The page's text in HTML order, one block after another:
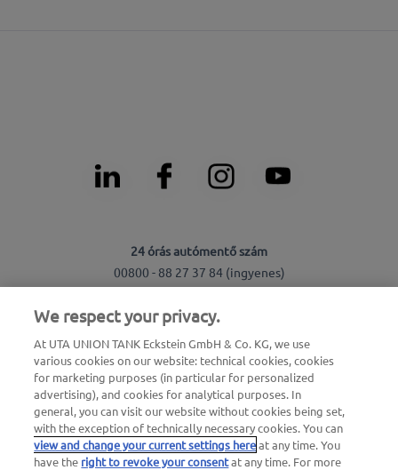
24 órás autómentő szám
00800 - 88 27 37 84 (ingyenes)
24 órás, kártyaletiltás esetén hívható szám
00800 88 226 226 (ingyenes)
vagy
+49 6027 509-666
Általános kérdések az UTA Edenredről
+36 06 1 2673521
We respect your privacy.
At UTA UNION TANK Eckstein GmbH & Co. KG, we use
various cookies on our website: technical cookies, cookies
for marketing purposes (in particular for personalized
advertising), and cookies for analytical purposes. In
general, you can visit our website without cookies being set,
with the exception of technically necessary cookies. You can
view and change your current settings hereat any time. You
have the right to revoke your consentat any time. For more